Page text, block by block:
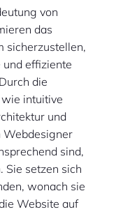
von
das
sicherzustellen,
effiziente
die
intuitive
und
Webdesigner
sind,
Sie setzen sich
wonach sie
Website auf